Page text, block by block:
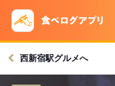
西新宿駅グルメへ